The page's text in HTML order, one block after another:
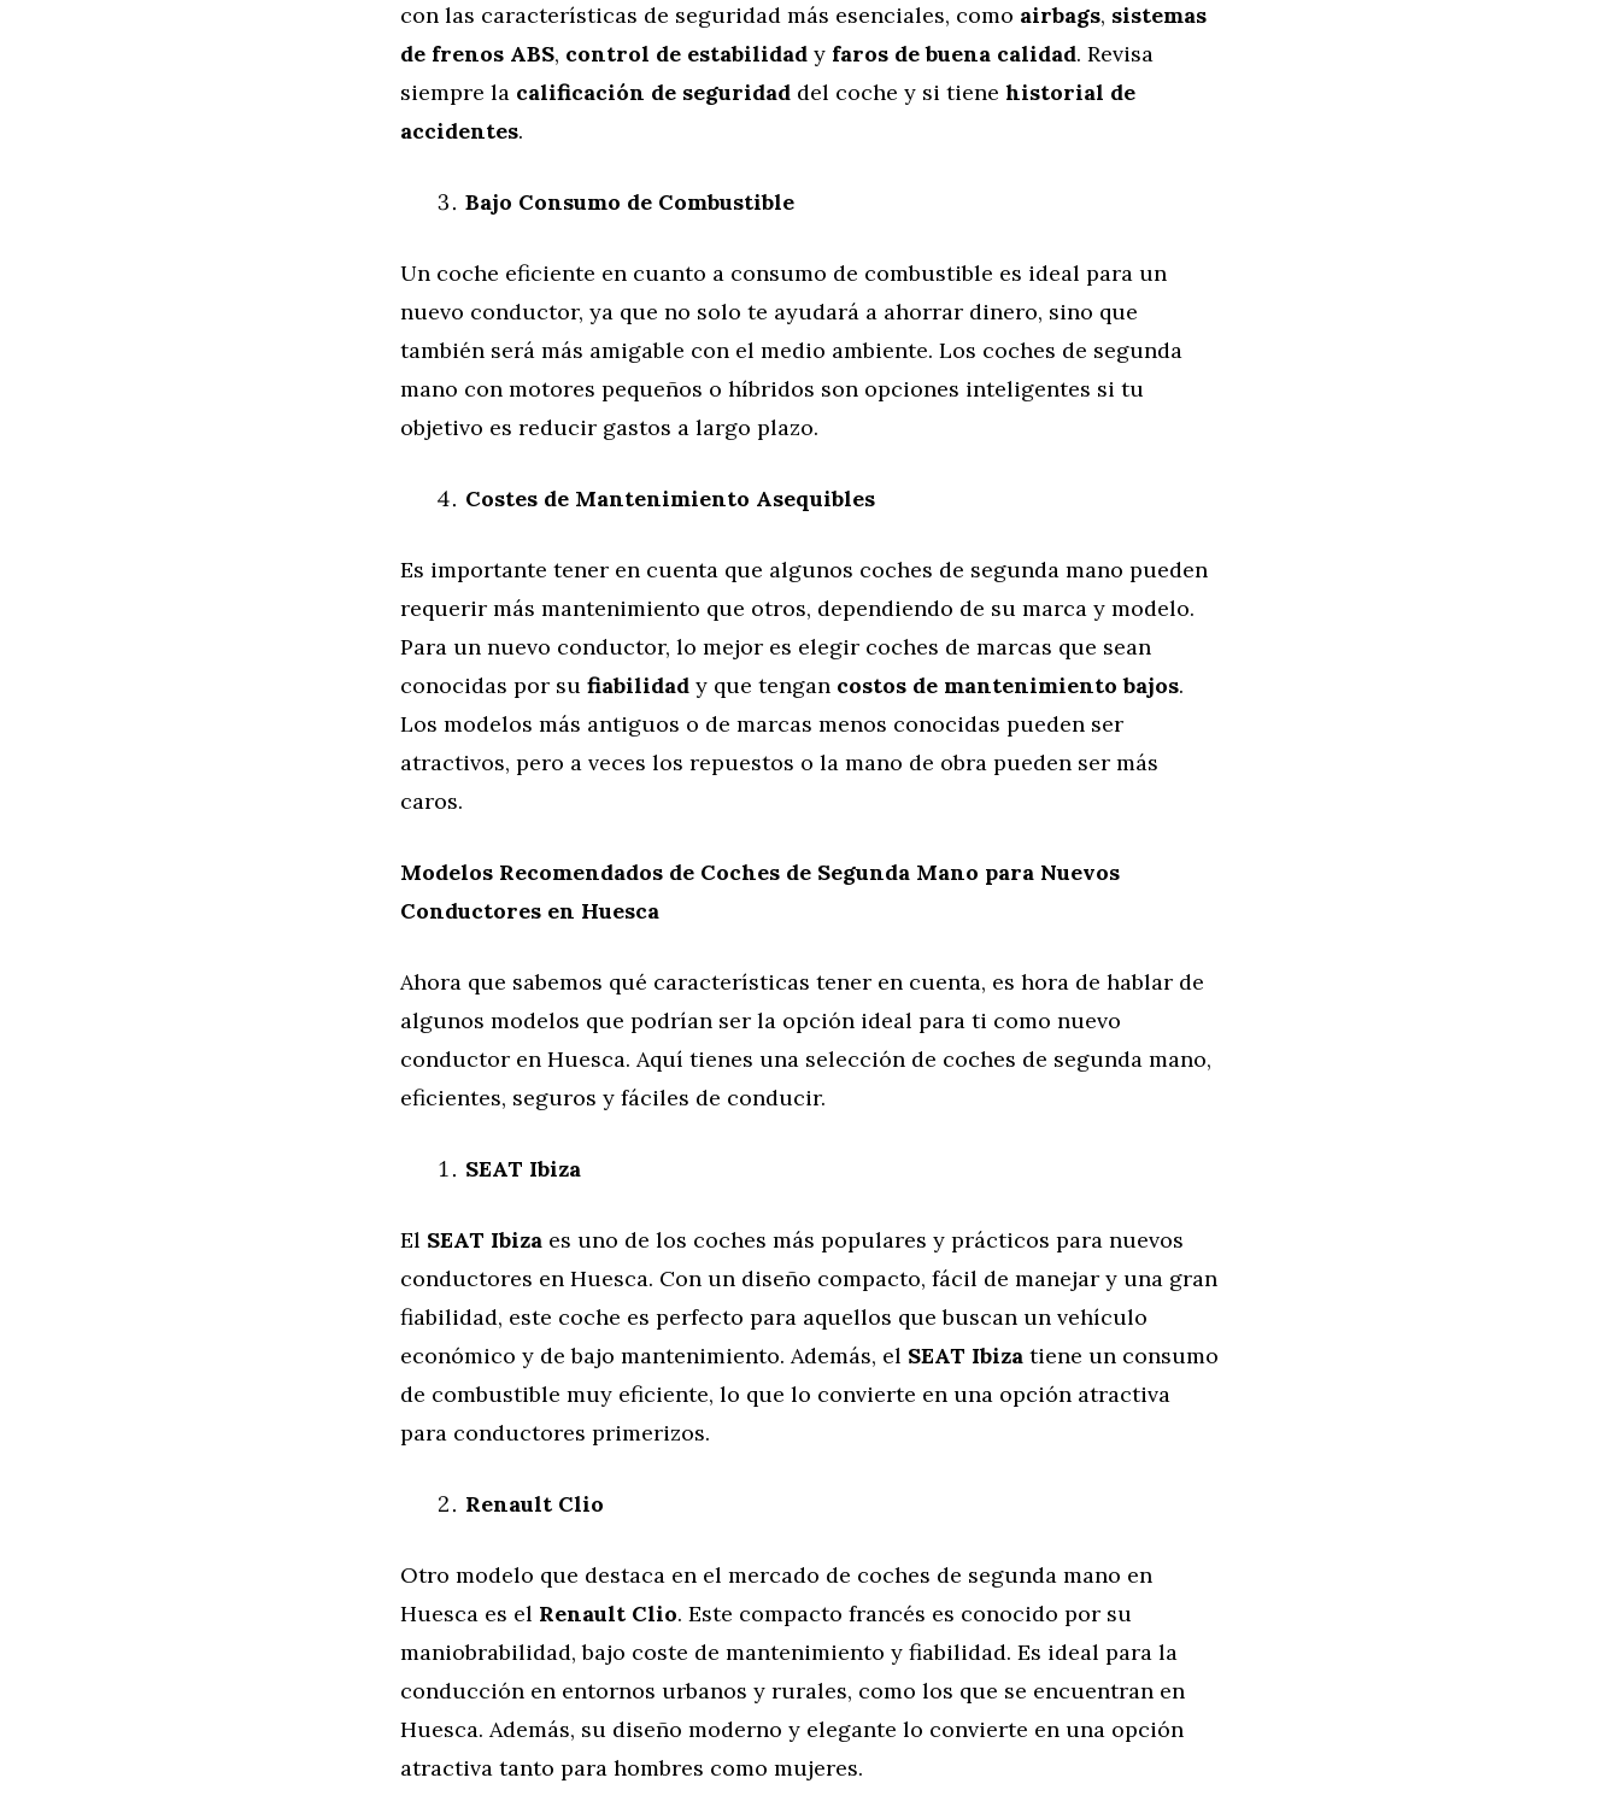
con las características de seguridad más esenciales, como airbags, sistemas
de frenos ABS, control de estabilidad y faros de buena calidad. Revisa
siempre la calificación de seguridad del coche y si tiene historial de
accidentes.
Bajo Consumo de Combustible
Un coche eficiente en cuanto a consumo de combustible es ideal para un
nuevo conductor, ya que no solo te ayudará a ahorrar dinero, sino que
también será más amigable con el medio ambiente. Los coches de segunda
mano con motores pequeños o híbridos son opciones inteligentes si tu
objetivo es reducir gastos a largo plazo.
Costes de Mantenimiento Asequibles
Es importante tener en cuenta que algunos coches de segunda mano pueden
requerir más mantenimiento que otros, dependiendo de su marca y modelo.
Para un nuevo conductor, lo mejor es elegir coches de marcas que sean
conocidas por su fiabilidad y que tengan costos de mantenimiento bajos.
Los modelos más antiguos o de marcas menos conocidas pueden ser
atractivos, pero a veces los repuestos o la mano de obra pueden ser más
caros.
Modelos Recomendados de Coches de Segunda Mano para Nuevos
Conductores en Huesca
Ahora que sabemos qué características tener en cuenta, es hora de hablar de
algunos modelos que podrían ser la opción ideal para ti como nuevo
conductor en Huesca. Aquí tienes una selección de coches de segunda mano,
eficientes, seguros y fáciles de conducir.
SEAT Ibiza
El SEAT Ibiza es uno de los coches más populares y prácticos para nuevos
conductores en Huesca. Con un diseño compacto, fácil de manejar y una gran
fiabilidad, este coche es perfecto para aquellos que buscan un vehículo
económico y de bajo mantenimiento. Además, el SEAT Ibiza tiene un consumo
de combustible muy eficiente, lo que lo convierte en una opción atractiva
para conductores primerizos.
Renault Clio
Otro modelo que destaca en el mercado de coches de segunda mano en
Huesca es el Renault Clio. Este compacto francés es conocido por su
maniobrabilidad, bajo coste de mantenimiento y fiabilidad. Es ideal para la
conducción en entornos urbanos y rurales, como los que se encuentran en
Huesca. Además, su diseño moderno y elegante lo convierte en una opción
atractiva tanto para hombres como mujeres.